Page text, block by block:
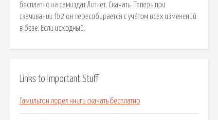
бесплатно на самиздат Литнет. Скачать. Теперь при
скачивании fb2 он пересобирается с учётом всех изменений
в базе. Если исходный.
Links to Important Stuff
Гамильтон лорел книги скачать бесплатно